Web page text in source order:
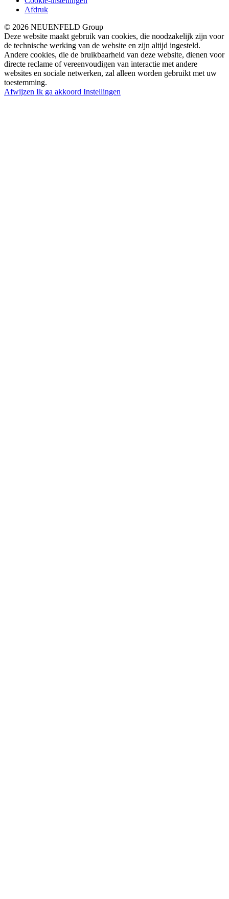
Afdruk
© 2026 NEUENFELD Group
Deze website maakt gebruik van cookies, die noodzakelijk zijn voor
de technische werking van de website en zijn altijd ingesteld.
Andere cookies, die de bruikbaarheid van deze website, dienen voor
directe reclame of vereenvoudigen van interactie met andere
websites en sociale netwerken, zal alleen worden gebruikt met uw
toestemming.
Afwijzen Ik ga akkoord Instellingen